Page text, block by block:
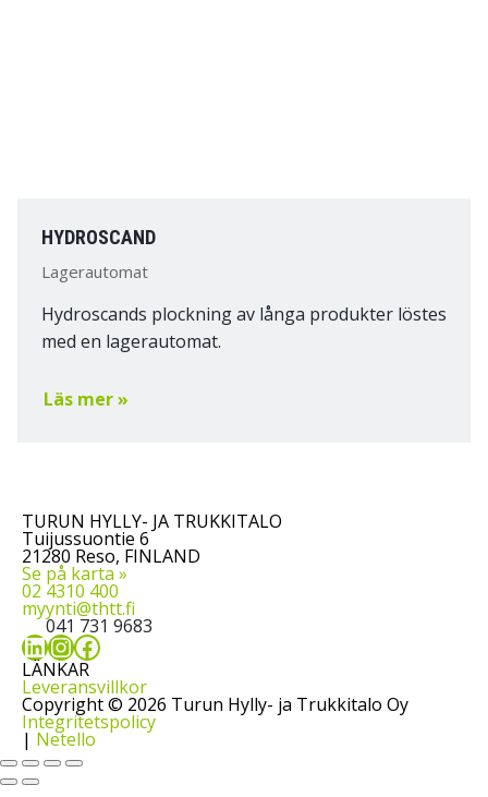
HYDROSCAND
Lagerautomat
Hydroscands plockning av långa produkter löstes
med en lagerautomat.
Läs mer »
TURUN HYLLY- JA TRUKKITALO
Tuijussuontie 6
21280 Reso, FINLAND
Se på karta »
02 4310 400
myynti@thtt.fi
041 731 9683
LinkedIn
Instagram
Facebook
LÄNKAR
Leveransvillkor
Copyright © 2026 Turun Hylly- ja Trukkitalo Oy
Integritetspolicy
| Netello